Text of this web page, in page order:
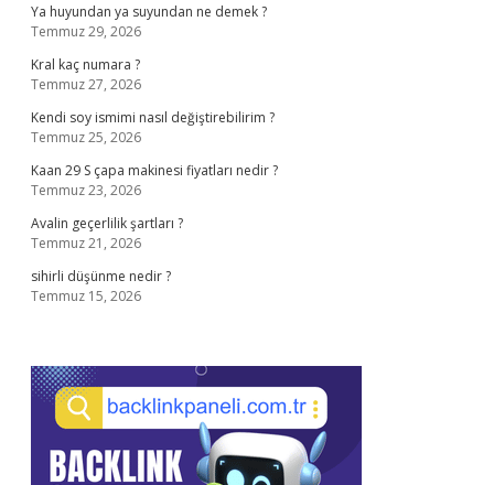
Ya huyundan ya suyundan ne demek ?
Temmuz 29, 2026
Kral kaç numara ?
Temmuz 27, 2026
Kendi soy ismimi nasıl değiştirebilirim ?
Temmuz 25, 2026
Kaan 29 S çapa makinesi fiyatları nedir ?
Temmuz 23, 2026
Avalin geçerlilik şartları ?
Temmuz 21, 2026
sihirli düşünme nedir ?
Temmuz 15, 2026